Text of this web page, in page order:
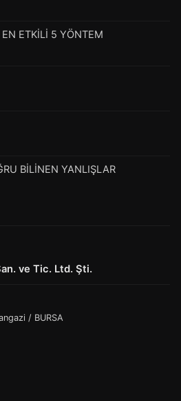
ETKİLİ 5 YÖNTEM
BİLİNEN YANLIŞLAR
ve Tic. Ltd. Şti.
/ BURSA